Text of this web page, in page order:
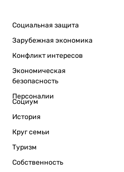
Социальная защита
Зарубежная экономика
Конфликт интересов
Экономическая
безопасность
Персоналии
Социум
История
Круг семьи
Туризм
Собственность